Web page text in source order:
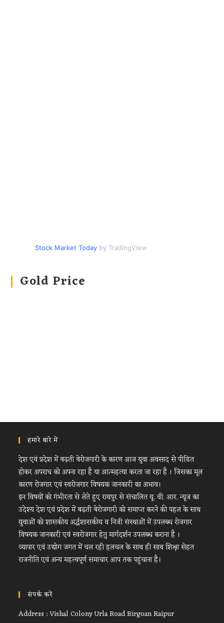
Stock Market Today by TradingView
Gold Price
हमारे बारे में
देश एवं प्रदेश में बढ़ती बेरोजगारी के कारण आज युवा अवसाद से पीडित
होकर अपराध को अपना रहा है या आत्महत्या करता जा रहा है । जिसका मूल
कारण रोजगार एवं स्वरोजगार विषयक जानकारी का अभाव।
इन विषयों को गंभीरता से लेते हुए रायपुर से संचालित यू. वी. आर. न्यूज का
उदेश्य देश एवं प्रदेश में बढ़ती बेरोजगारी को समाप्त करने की पहल के साथ
युवाओं को शासकीय अर्द्धशासकीय व निजी संस्थाओं में उपलब्ध रोजगार
विषयक जानकारी एवं स्वरोजगार हेतु मार्गदर्शन उपलब्ध कराना है ।
व्यापार एवं उद्योग जगत में चल रही हलचल के साथ ही साथ शिक्षा सेहत
राजनीति एवं अन्य महत्वपूर्ण समाचार आप तक पहुंचाना है।
संपर्क करें
Address : Vishal Colony Urla Road Birgoan Raipur